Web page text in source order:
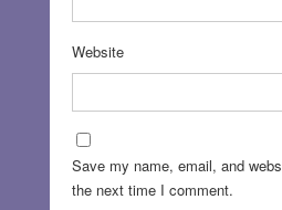
Website
Save my name, email, and
the next time I comment.